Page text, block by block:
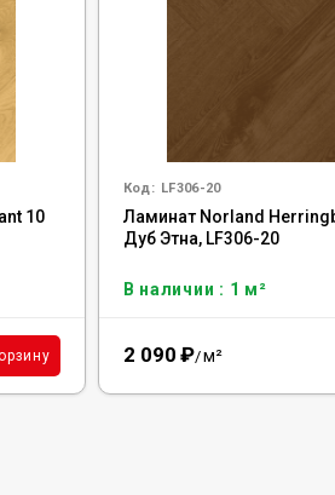
10
Код: LF306-20
Ламинат Norland
Дуб Этна, LF306-20
В наличии : 1 м²
2 090 ₽/м²